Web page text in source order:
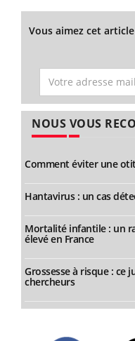
Vous aimez cet
NOUS VOUS
Comment éviter une
Hantavirus : un cas
Mortalité infantile : un
élevé en France
Grossesse à risque :
chercheurs